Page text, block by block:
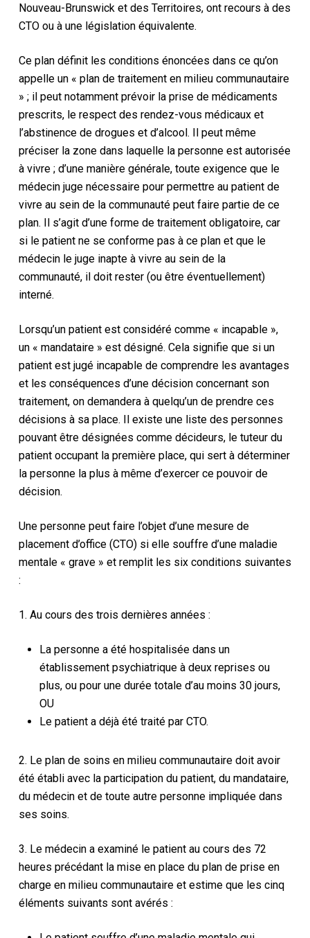
Nouveau-Brunswick et des Territoires, ont recours à des
CTO ou à une législation équivalente.
Ce plan définit les conditions énoncées dans ce qu’on
appelle un « plan de traitement en milieu communautaire
» ; il peut notamment prévoir la prise de médicaments
prescrits, le respect des rendez-vous médicaux et
l’abstinence de drogues et d’alcool. Il peut même
préciser la zone dans laquelle la personne est autorisée
à vivre ; d’une manière générale, toute exigence que le
médecin juge nécessaire pour permettre au patient de
vivre au sein de la communauté peut faire partie de ce
plan. Il s’agit d’une forme de traitement obligatoire, car
si le patient ne se conforme pas à ce plan et que le
médecin le juge inapte à vivre au sein de la
communauté, il doit rester (ou être éventuellement)
interné.
Lorsqu’un patient est considéré comme « incapable »,
un « mandataire » est désigné. Cela signifie que si un
patient est jugé incapable de comprendre les avantages
et les conséquences d’une décision concernant son
traitement, on demandera à quelqu’un de prendre ces
décisions à sa place. Il existe une liste des personnes
pouvant être désignées comme décideurs, le tuteur du
patient occupant la première place, qui sert à déterminer
la personne la plus à même d’exercer ce pouvoir de
décision.
Une personne peut faire l’objet d’une mesure de
placement d’office (CTO) si elle souffre d’une maladie
mentale « grave » et remplit les six conditions suivantes
:
1. Au cours des trois dernières années :
La personne a été hospitalisée dans un
établissement psychiatrique à deux reprises ou
plus, ou pour une durée totale d’au moins 30 jours,
OU
Le patient a déjà été traité par CTO.
2. Le plan de soins en milieu communautaire doit avoir
été établi avec la participation du patient, du mandataire,
du médecin et de toute autre personne impliquée dans
ses soins.
3. Le médecin a examiné le patient au cours des 72
heures précédant la mise en place du plan de prise en
charge en milieu communautaire et estime que les cinq
éléments suivants sont avérés :